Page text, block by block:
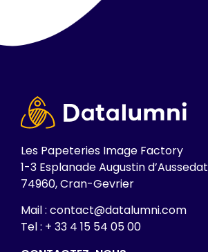
Les Papeteries Image Factory
1-3 Esplanade Augustin d’Aussedat
74960, Cran-Gevrier
Mail : contact@datalumni.com
Tel : + 33 4 15 54 05 00